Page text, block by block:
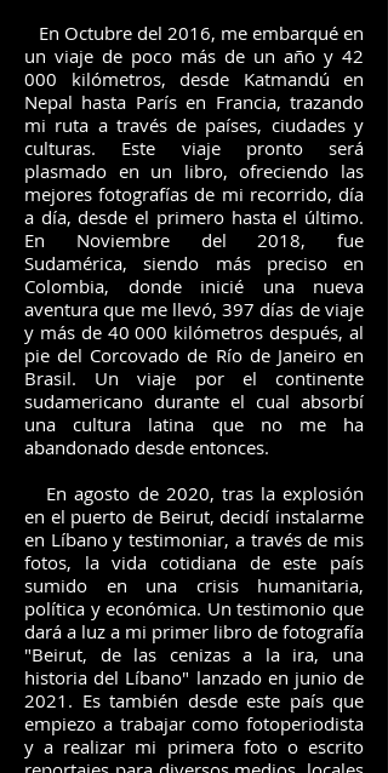
En Octubre del 2016, me embarqué en
un viaje de poco más de un año y 42
000 kilómetros, desde Katmandú en
Nepal hasta París en Francia, trazando
mi ruta a través de países, ciudades y
culturas. Este viaje pronto será
plasmado en un libro, ofreciendo las
mejores fotografías de mi recorrido, día
a día, desde el primero hasta el último.
En Noviembre del 2018, fue
Sudamérica, siendo más preciso en
Colombia, donde inicié una nueva
aventura que me llevó, 397 días de viaje
y más de 40 000 kilómetros después, al
pie del Corcovado de Río de Janeiro en
Brasil. Un viaje por el continente
sudamericano durante el cual absorbí
una cultura latina que no me ha
abandonado desde entonces.
En agosto de 2020, tras la explosión
en el puerto de Beirut, decidí instalarme
en Líbano y testimoniar, a través de mis
fotos, la vida cotidiana de este país
sumido en una crisis humanitaria,
política y económica. Un testimonio que
dará a luz a mi primer libro de fotografía
"Beirut, de las cenizas a la ira, una
historia del Líbano" lanzado en junio de
2021. Es también desde este país que
empiezo a trabajar como fotoperiodista
y a realizar mi primera foto o escrito